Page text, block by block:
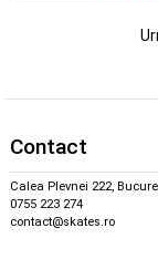
Contact
Calea Plevnei 222,
0755 223 274
contact@skates.ro